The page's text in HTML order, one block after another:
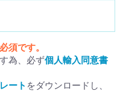
須です。
為、必ず個人輸入同意書
ート をダウンロードし、